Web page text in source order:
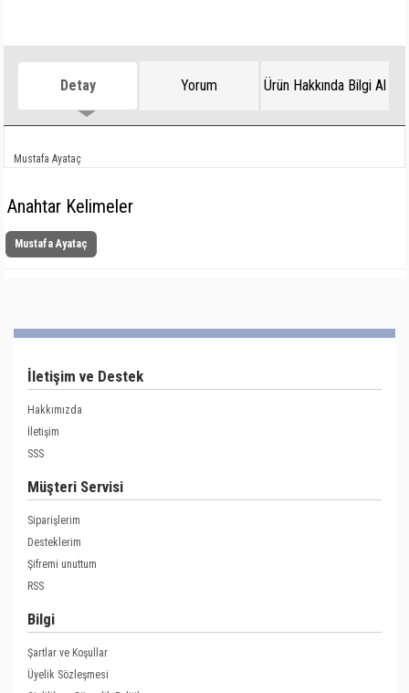
Detay Yorum Ürün Hakkında Bilgi Al
Mustafa Ayataç
Anahtar Kelimeler
Mustafa Ayataç
İletişim ve Destek
Hakkımızda
İletişim
SSS
Müşteri Servisi
Siparişlerim
Desteklerim
Şifremi unuttum
RSS
Bilgi
Şartlar ve Koşullar
Üyelik Sözleşmesi